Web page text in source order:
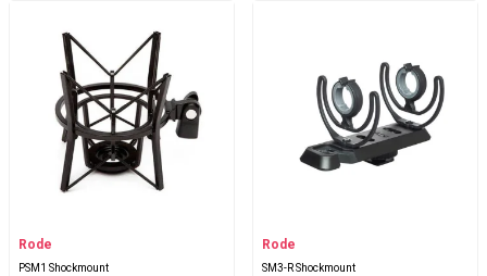
Rode
PSM1 Shockmount
Rode
SM3-R Shockmount